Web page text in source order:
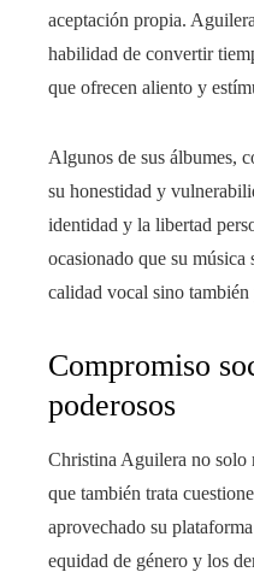
aceptación propia.
habilidad de convertir
que ofrecen aliento y
Algunos de sus álbumes,
su honestidad y
identidad y la libertad
ocasionado que su música
calidad vocal sino
Compromiso
poderosos
Christina Aguilera no solo
que también trata
aprovechado su
equidad de género y los